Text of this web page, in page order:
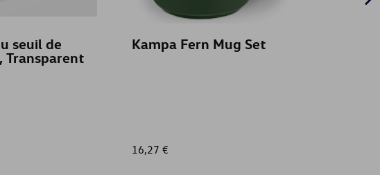
seuil de
Transparent
Kampa Fern Mug Set
16,27 €